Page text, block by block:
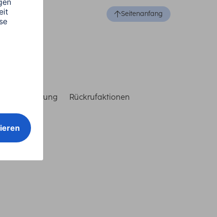
Seitenanfang
Rückrufaktionen